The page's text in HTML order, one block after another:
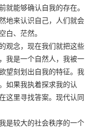
能够确认自我的存在。
地来认识自己，人们就会
白、茫然。
观念，现在我们就把这些
我是一个自然人，我被一
望刻划出自我的特征。我
如果我执着探求我的认
这里寻找答案。现代认同
是较大的社会秩序的一个